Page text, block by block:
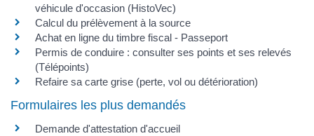
véhicule d'occasion (HistoVec)
Calcul du prélèvement à la source
Achat en ligne du timbre fiscal - Passeport
Permis de conduire : consulter ses points et ses relevés
(Télépoints)
Refaire sa carte grise (perte, vol ou détérioration)
Formulaires les plus demandés
Demande d'attestation d'accueil